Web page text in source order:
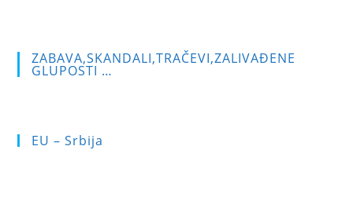
ZABAVA,SKANDALI,TRAČEVI,ZALIVAĐENE
GLUPOSTI …
EU – Srbija